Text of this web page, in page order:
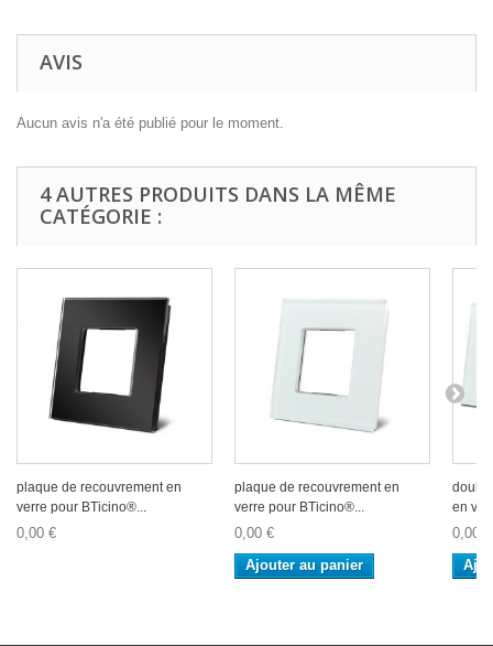
AVIS
Aucun avis n'a été publié pour le moment.
4 AUTRES PRODUITS DANS LA MÊME
CATÉGORIE :
plaque de recouvrement en
verre pour BTicino®...
0,00 €
plaque de recouvrement en
verre pour BTicino®...
0,00 €
Ajouter au panier
en
0,00 €